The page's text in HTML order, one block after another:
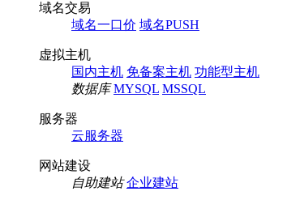
域名交易
域名一口价 域名PUSH
虚拟主机
国内主机 免备案主机 功能型主机
数据库 MYSQL MSSQL
服务器
云服务器
网站建设
自助建站 企业建站